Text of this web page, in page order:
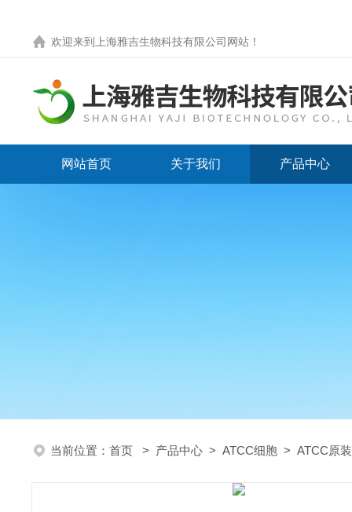
欢迎来到 上海雅吉生物科技有限公司网站 ！
网站首页 关于我们 产品中心
当前位置： 首页 > 产品中心 > ATCC细胞 > ATCC原